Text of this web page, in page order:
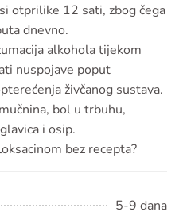
otprilike 12 sati, zbog čega
dnevno.
alkohola tijekom
nuspojave poput
živčanog sustava.
bol u trbuhu,
i osip.
bez recepta?
5-9 dana